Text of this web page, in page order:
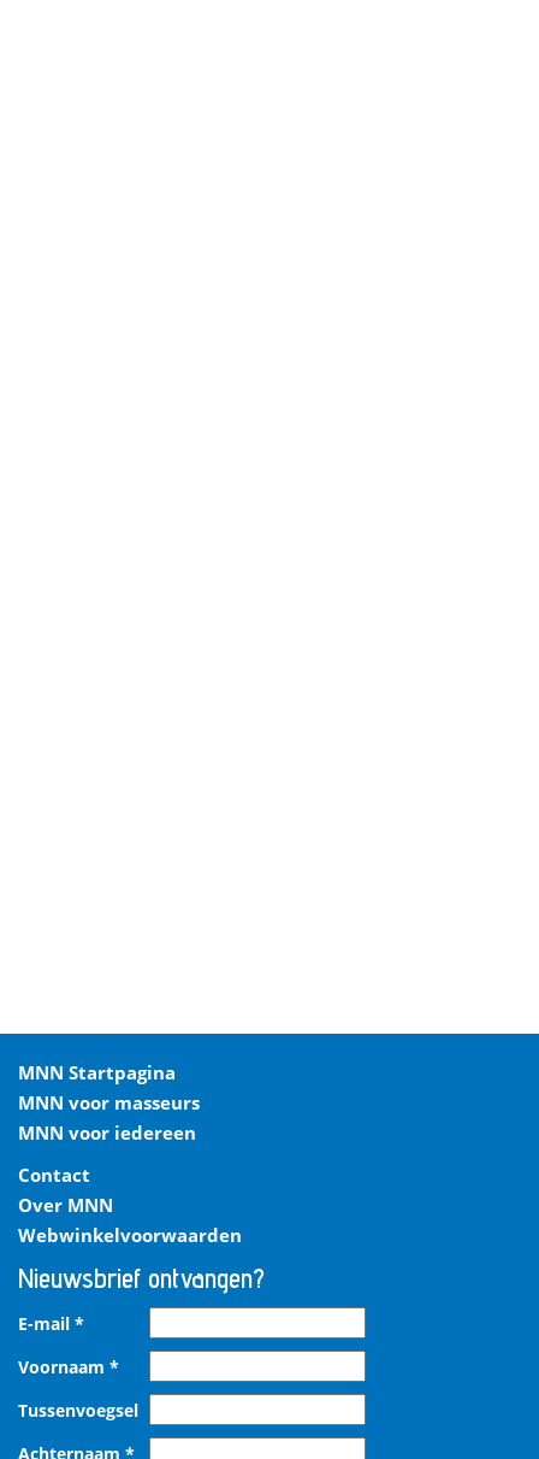
MNN Startpagina
MNN voor masseurs
MNN voor iedereen
Contact
Over MNN
Webwinkelvoorwaarden
Nieuwsbrief ontvangen?
E-mail *
Voornaam *
Tussenvoegsel
Achternaam *